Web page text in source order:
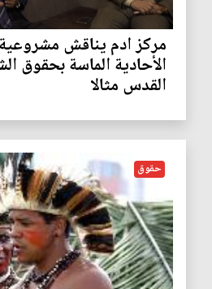
مركز ادم يناقش
الأحادية الماسة بحقوق
القدس مثالا
حقوق